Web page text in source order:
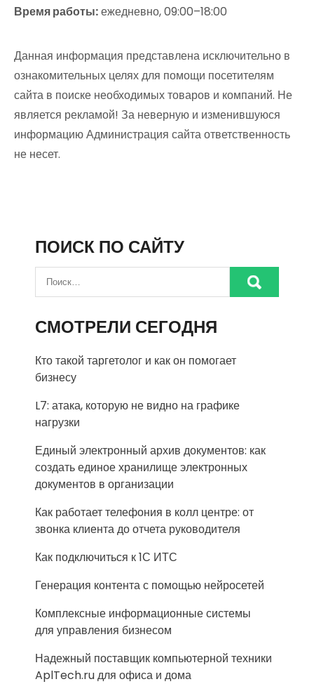
Время работы:ежедневно, 09:00–18:00
Данная информация представлена исключительно в
ознакомительных целях для помощи посетителям
сайта в поиске необходимых товаров и компаний. Не
является рекламой! За неверную и изменившуюся
информацию Администрация сайта ответственность
не несет.
ПОИСК ПО САЙТУ
СМОТРЕЛИ СЕГОДНЯ
Кто такой таргетолог и как он помогает
бизнесу
L7: атака, которую не видно на графике
нагрузки
Единый электронный архив документов: как
создать единое хранилище электронных
документов в организации
Как работает телефония в колл центре: от
звонка клиента до отчета руководителя
Как подключиться к 1С ИТС
Генерация контента с помощью нейросетей
Комплексные информационные системы
для управления бизнесом
Надежный поставщик компьютерной техники
AplTech.ru для офиса и дома